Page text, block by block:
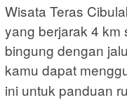
Wisata Teras
yang berjarak 4 km
bingung dengan
kamu dapat
ini untuk panduan